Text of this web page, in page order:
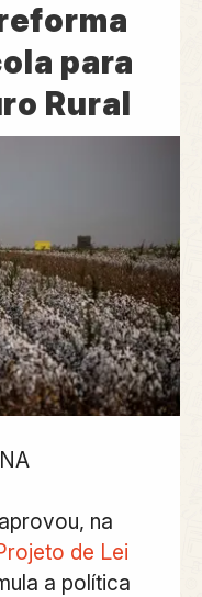
para
Rural
aprovou, na
de Lei
a política